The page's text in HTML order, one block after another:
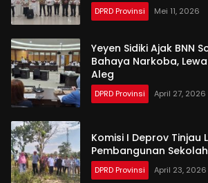
DPRD Provinsi Mei 11, 2026
Yeyen Sidiki Ajak BNN
Bahaya Narkoba,
Aleg
DPRD Provinsi April 27, 2026
Komisi I Deprov Tinjau
Pembangunan
DPRD Provinsi April 23, 2026